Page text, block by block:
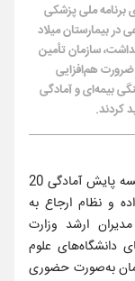
برای اجرای برنامه ملی پزشکی
در بیمارستان میلاد
سازمان تأمین
هم‌افزایی
بیمه‌ای و آمادگی
کردند.
به گزارش پایگاه اطلاع‌‌رسانی دولت، چهارمین جلسه پایش آمادگی 20
و نظام ارجاع به
ارشد وزارت
دانشگاه‌های علوم
به‌صورت حضوری